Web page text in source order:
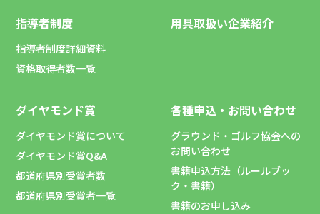
指導者制度
指導者制度詳細資料
資格取得者数一覧
用具取扱い企業紹介
ダイヤモンド賞
ダイヤモンド賞について
ダイヤモンド賞Q&A
都道府県別受賞者数
都道府県別受賞者一覧
各種申込・お問い合わせ
グラウンド・ゴルフ協会への
お問い合わせ
書籍申込方法（ルールブッ
ク・書籍）
書籍のお申し込み